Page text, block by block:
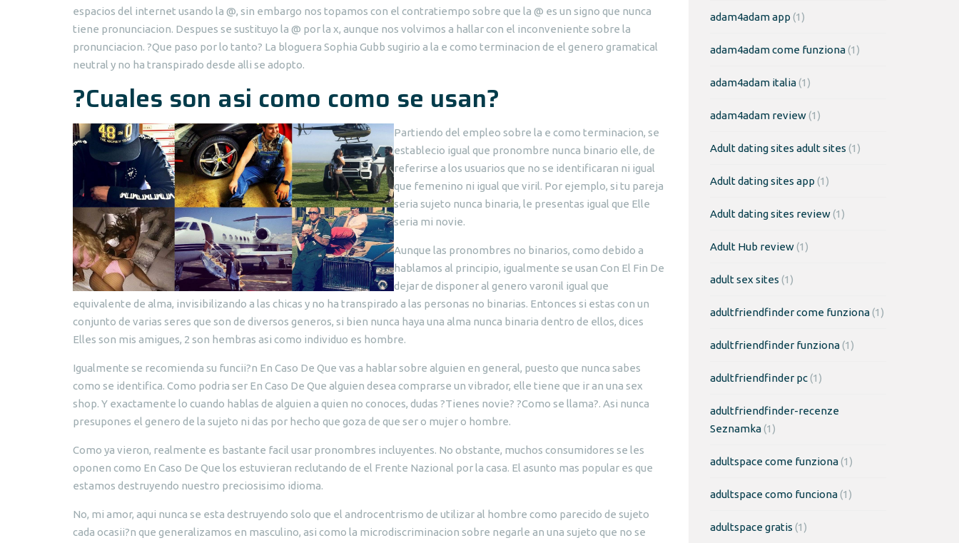
espacios del internet usando la @, sin embargo nos topamos con el contratiempo sobre que la @ es un signo que nunca
tiene pronunciacion. Despues se sustituyo la @ por la x, aunque nos volvimos a hallar con el inconveniente sobre la
pronunciacion. ?Que paso por lo tanto? La bloguera Sophia Gubb sugirio a la e como terminacion de el genero gramatical
neutral y no ha transpirado desde alli se adopto.
?Cuales son asi como como se usan?
Partiendo del empleo sobre la e como terminacion, se
establecio igual que pronombre nunca binario elle, de
referirse a los usuarios que no se identificaran ni igual
que femenino ni igual que viril. Por ejemplo, si tu pareja
seria sujeto nunca binaria, le presentas igual que Elle
seria mi novie.
Aunque las pronombres no binarios, como debido a
hablamos al principio, igualmente se usan Con El Fin De
dejar de disponer al genero varonil igual que
equivalente de alma, invisibilizando a las chicas y no ha transpirado a las personas no binarias. Entonces si estas con un
conjunto de varias seres que son de diversos generos, si bien nunca haya una alma nunca binaria dentro de ellos, dices
Elles son mis amigues, 2 son hembras asi como individuo es hombre.
Igualmente se recomienda su funcii?n En Caso De Que vas a hablar sobre alguien en general, puesto que nunca sabes
como se identifica. Como podria ser En Caso De Que alguien desea comprarse un vibrador, elle tiene que ir an una sex
shop. Y exactamente lo cuando hablas de alguien a quien no conoces, dudas ?Tienes novie? ?Como se llama?. Asi nunca
presupones el genero de la sujeto ni das por hecho que goza de que ser o mujer o hombre.
Como ya vieron, realmente es bastante facil usar pronombres incluyentes. No obstante, muchos consumidores se les
oponen como En Caso De Que los estuvieran reclutando de el Frente Nazional por la casa. El asunto mas popular es que
estamos destruyendo nuestro preciosisimo idioma.
No, mi amor, aqui nunca se esta destruyendo solo que el androcentrismo de utilizar al hombre como parecido de sujeto
cada ocasii?n que generalizamos en masculino, asi como la microdiscriminacion sobre negarle an una sujeto que no se
adam4adam app (1)
adam4adam come funziona(1)
adam4adam italia(1)
adam4adam review(1)
Adult dating sites adult sites (1)
Adult dating sites app (1)
Adult dating sites review(1)
Adult Hub review(1)
adult sex sites (1)
adultfriendfinder come funziona(1)
adultfriendfinder funziona(1)
adultfriendfinder pc(1)
adultfriendfinder-recenze
Seznamka(1)
adultspace come funziona(1)
adultspace como funciona(1)
adultspace gratis (1)